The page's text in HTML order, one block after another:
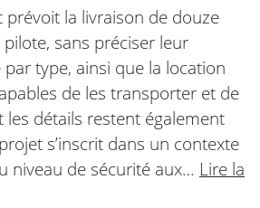
la livraison de douze
sans préciser leur
type, ainsi que la location
de les transporter et de
les détails restent également
s’inscrit dans un contexte
niveau de sécurité aux… Lire la